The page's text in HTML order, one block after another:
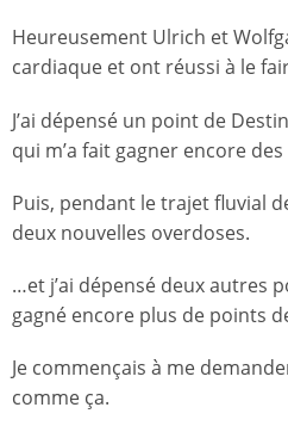
Heureusement Ulrich et
cardiaque et ont réussi à le
J’ai dépensé un point de
qui m’a fait gagner encore
Puis, pendant le trajet fluvial
deux nouvelles overdoses.
…et j’ai dépensé deux autres
gagné encore plus de points
Je commençais à me
comme ça.